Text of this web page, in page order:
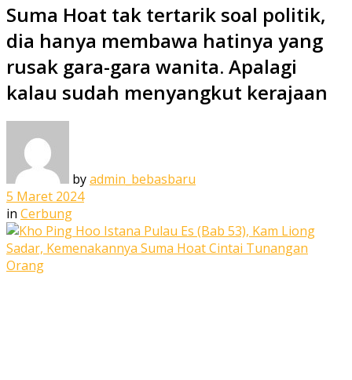
Suma Hoat tak tertarik soal politik,
dia hanya membawa hatinya yang
rusak gara-gara wanita. Apalagi
kalau sudah menyangkut kerajaan
byadmin_bebasbaru
5 Maret 2024
in Cerbung